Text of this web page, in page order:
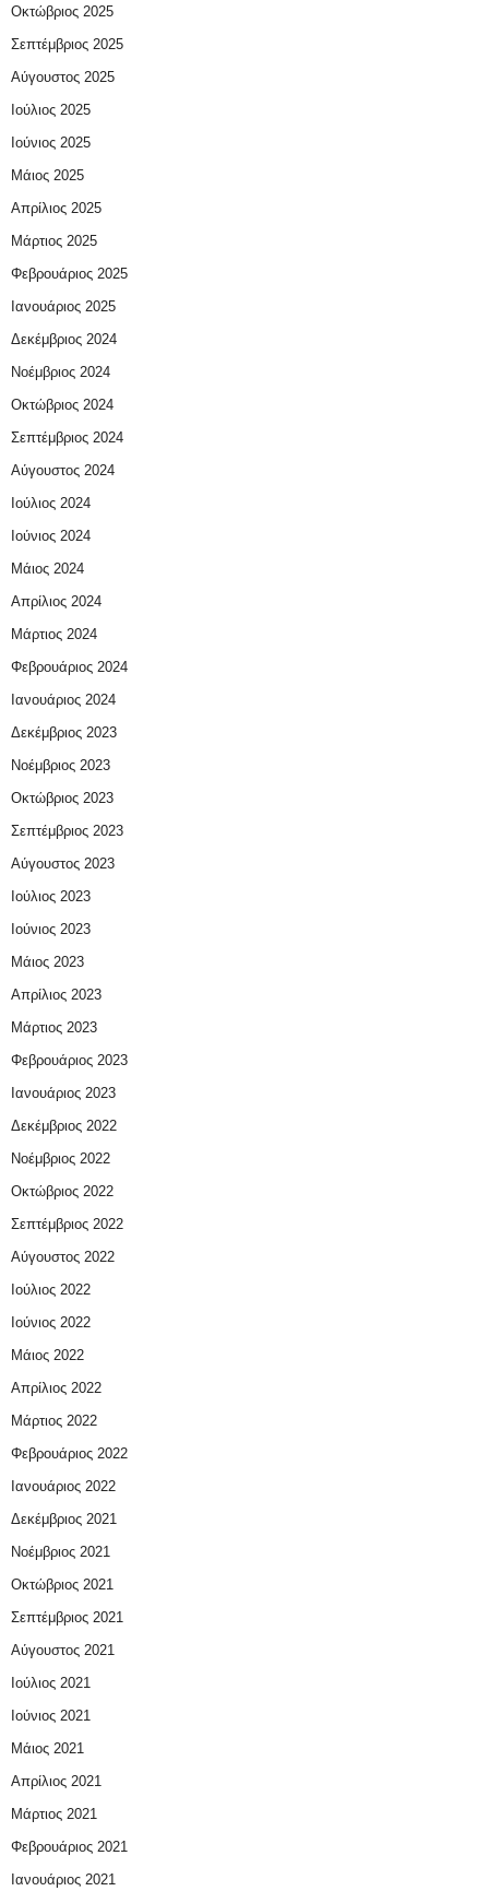
Οκτώβριος 2025
Σεπτέμβριος 2025
Αύγουστος 2025
Ιούλιος 2025
Ιούνιος 2025
Μάιος 2025
Απρίλιος 2025
Μάρτιος 2025
Φεβρουάριος 2025
Ιανουάριος 2025
Δεκέμβριος 2024
Νοέμβριος 2024
Οκτώβριος 2024
Σεπτέμβριος 2024
Αύγουστος 2024
Ιούλιος 2024
Ιούνιος 2024
Μάιος 2024
Απρίλιος 2024
Μάρτιος 2024
Φεβρουάριος 2024
Ιανουάριος 2024
Δεκέμβριος 2023
Νοέμβριος 2023
Οκτώβριος 2023
Σεπτέμβριος 2023
Αύγουστος 2023
Ιούλιος 2023
Ιούνιος 2023
Μάιος 2023
Απρίλιος 2023
Μάρτιος 2023
Φεβρουάριος 2023
Ιανουάριος 2023
Δεκέμβριος 2022
Νοέμβριος 2022
Οκτώβριος 2022
Σεπτέμβριος 2022
Αύγουστος 2022
Ιούλιος 2022
Ιούνιος 2022
Μάιος 2022
Απρίλιος 2022
Μάρτιος 2022
Φεβρουάριος 2022
Ιανουάριος 2022
Δεκέμβριος 2021
Νοέμβριος 2021
Οκτώβριος 2021
Σεπτέμβριος 2021
Αύγουστος 2021
Ιούλιος 2021
Ιούνιος 2021
Μάιος 2021
Απρίλιος 2021
Μάρτιος 2021
Φεβρουάριος 2021
Ιανουάριος 2021